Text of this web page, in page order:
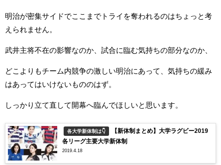
明治が密集サイドでここまでトライを奪われるのはちょっと考
えられません。
武井主将不在の影響なのか、試合に臨む気持ちの部分なのか、
どこよりもチーム内競争の激しい明治にあって、気持ちの緩み
はあってはいけないもののはず。
しっかり立て直して開幕へ臨んでほしいと思います。
各大学新体制は👇
【新体制まとめ】大学ラグビー2019
各リーグ主要大学新体制
2019.4.18